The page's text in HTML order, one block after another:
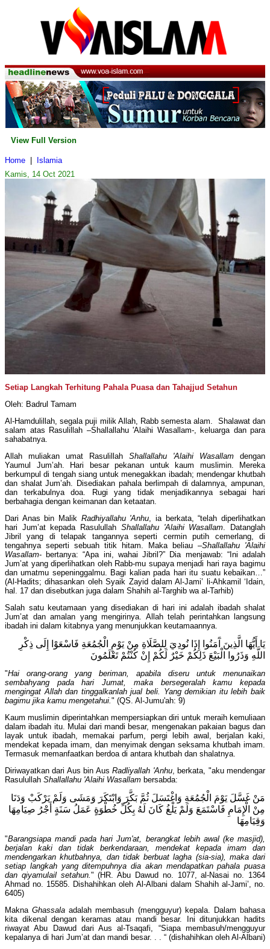
View Full Version
Home
Islamia
Kamis, 14 Oct 2021
Setiap Langkah Terhitung Pahala Puasa dan Tahajjud Setahun
Oleh: Badrul Tamam
Al-Hamdulillah, segala puji milik Allah, Rabb semesta alam. Shalawat dan
salam atas Rasulillah –Shallallahu 'Alaihi Wasallam-, keluarga dan para
sahabatnya.
Allah muliakan umat Rasulillah Shallallahu 'Alaihi Wasallam dengan
Yaumul Jum’ah. Hari besar pekanan untuk kaum muslimin. Mereka
berkumpul di tengah siang untuk menegakkan ibadah; mendengar khutbah
dan shalat Jum’ah. Disediakan pahala berlimpah di dalamnya, ampunan,
dan terkabulnya doa. Rugi yang tidak menjadikannya sebagai hari
berbahagia dengan keimanan dan ketaatan.
Dari Anas bin Malik Radhiyallahu 'Anhu, ia berkata, “telah diperlihatkan
hari Jum’at kepada Rasulullah Shallallahu 'Alaihi Wasallam. Datanglah
Jibril yang di telapak tangannya seperti cermin putih cemerlang, di
tengahnya seperti sebuah titik hitam. Maka beliau –Shallallahu 'Alaihi
Wasallam- bertanya: “Apa ini, wahai Jibril?” Dia menjawab: “Ini adalah
Jum’at yang diperlihatkan oleh Rabb-mu supaya menjadi hari raya bagimu
dan umatmu sepeninggalmu. Bagi kalian pada hari itu suatu kebaikan…”
(Al-Hadits; dihasankan oleh Syaik Zayid dalam Al-Jami’ li-Ahkamil ‘Idain,
hal. 17 dan disebutkan juga dalam Shahih al-Targhib wa al-Tarhib)
Salah satu keutamaan yang disediakan di hari ini adalah ibadah shalat
Jum’at dan amalan yang mengirinya. Allah telah perintahkan langsung
ibadah ini dalam kitabnya yang menunjukkan keutamaannya.
يَا أَيُّهَا الَّذِينَ آَمَنُوا إِذَا نُودِيَ لِلصَّلَاةِ مِنْ يَوْمِ الْجُمُعَةِ فَاسْعَوْا إِلَى ذِكْرِ
اللَّهِ وَذَرُوا الْبَيْعَ ذَلِكُمْ خَيْرٌ لَكُمْ إِنْ كُنْتُمْ تَعْلَمُونَ
"Hai orang-orang yang beriman, apabila diseru untuk menunaikan
sembahyang pada hari Jumat, maka bersegeralah kamu kepada
mengingat Allah dan tinggalkanlah jual beli. Yang demikian itu lebih baik
bagimu jika kamu mengetahui." (QS. Al-Jumu'ah: 9)
Kaum muslimin diperintahkan mempersiapkan diri untuk meraih kemuliaan
dalam ibadah itu. Mulai dari mandi besar, mengenakan pakaian bagus dan
layak untuk ibadah, memakai parfum, pergi lebih awal, berjalan kaki,
mendekat kepada imam, dan menyimak dengan seksama khutbah imam.
Termasuk memanfaatkan berdoa di antara khutbah dan shalatnya.
Diriwayatkan dari Aus bin AusRadliyallah 'Anhu, berkata, "aku mendengar
Rasulullah Shallallahu 'Alaihi Wasallam bersabda:
مَنْ غَسَّلَ يَوْمَ الْجُمُعَةِ وَاغْتَسَلَ ثُمَّ بَكَّرَ وَابْتَكَرَ وَمَشَى وَلَمْ يَرْكَبْ وَدَنَا
مِنْ الْإِمَامِ فَاسْتَمَعَ وَلَمْ يَلْغُ كَانَ لَهُ بِكُلِّ خُطْوَةٍ عَمَلُ سَنَةٍ أَجْرُ صِيَامِهَا
وَقِيَامِهَا
"Barangsiapa mandi pada hari Jum'at, berangkat lebih awal (ke masjid),
berjalan kaki dan tidak berkendaraan, mendekat kepada imam dan
mendengarkan khutbahnya, dan tidak berbuat lagha (sia-sia), maka dari
setiap langkah yang ditempuhnya dia akan mendapatkan pahala puasa
dan qiyamulail setahun." (HR. Abu Dawud no. 1077, al-Nasai no. 1364
Ahmad no. 15585. Dishahihkan oleh Al-Albani dalam Shahih al-Jami’, no.
6405)
MaknaGhassala adalah membasuh (mengguyur) kepala. Dalam bahasa
kita dikenal dengan keramas atau mandi besar. Ini ditunjukkan hadits
riwayat Abu Dawud dari Aus al-Tsaqafi, “Siapa membasuh/mengguyur
kepalanya di hari Jum’at dan mandi besar. . . “ (dishahihkan oleh Al-Albani)